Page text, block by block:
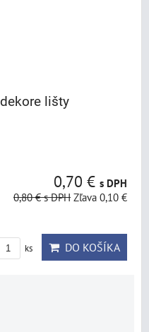
lišty
0,70 € s DPH
0,80 €s DPH Zľava 0,10 €
ks DO KOŠÍKA